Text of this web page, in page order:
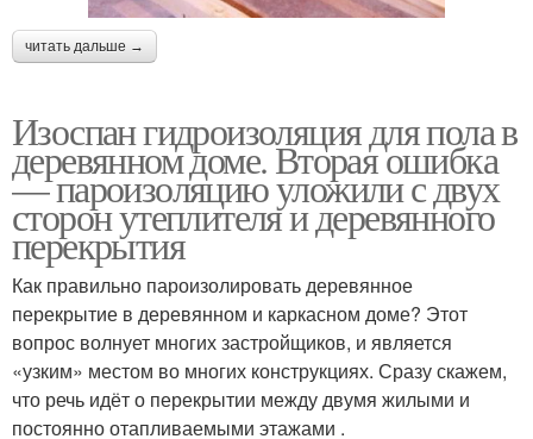
читать дальше →
Изоспан гидроизоляция для пола в
деревянном доме. Вторая ошибка
— пароизоляцию уложили с двух
сторон утеплителя и деревянного
перекрытия
Как правильно пароизолировать деревянное
перекрытие в деревянном и каркасном доме? Этот
вопрос волнует многих застройщиков, и является
«узким» местом во многих конструкциях. Сразу скажем,
что речь идёт о перекрытии между двумя жилыми и
постоянно отапливаемыми этажами .